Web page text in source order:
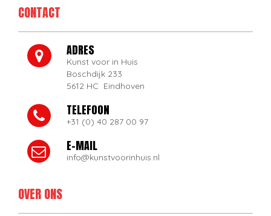
CONTACT
ADRES
Kunst voor in Huis
Boschdijk 233
5612 HC Eindhoven
TELEFOON
+31 (0) 40 287 00 97
E-MAIL
info@kunstvoorinhuis.nl
OVER ONS